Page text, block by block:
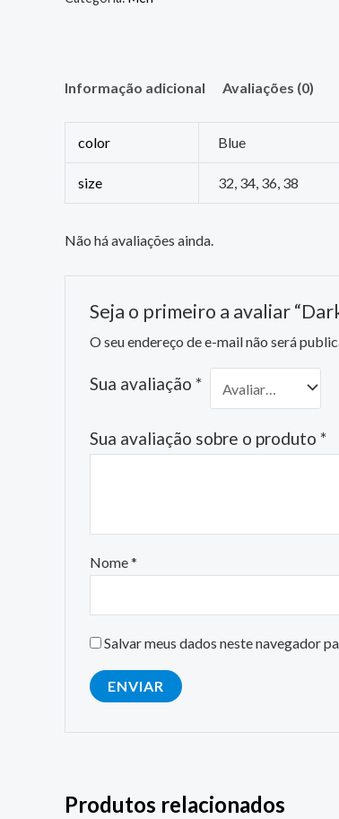
Informação adicional Avaliações (0)
color Blue
size 32, 34, 36, 38
Não há avaliações ainda.
Seja o primeiro a avaliar
O seu endereço de e-mail não será
Sua avaliação *
Sua avaliação sobre o produto *
Nome*
Salvar meus dados neste navegador
Produtos relacionados